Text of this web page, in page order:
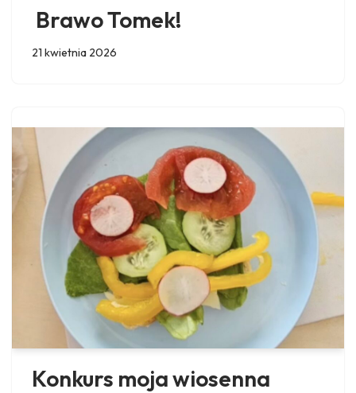
Brawo Tomek!
21 kwietnia 2026
Konkurs moja wiosenna